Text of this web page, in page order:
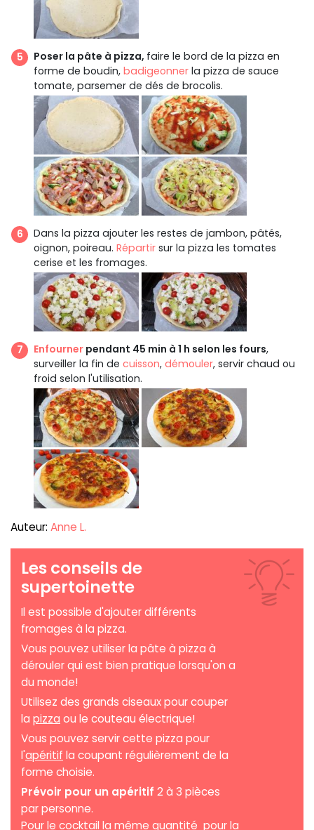
Poser la pâte à pizza, faire le bord de la pizza en
forme de boudin, badigeonner la pizza de sauce
tomate, parsemer de dés de brocolis.
Dans la pizza ajouter les restes de jambon, pâtés,
oignon, poireau. Répartir sur la pizza les tomates
cerise et les fromages.
Enfourner pendant 45 min à 1 h selon les fours,
surveiller la fin de cuisson, démouler, servir chaud ou
froid selon l'utilisation.
Auteur: Anne L.
Les conseils de
supertoinette
Il est possible d'ajouter différents
fromages à la pizza.
Vous pouvez utiliser la pâte à pizza à
dérouler qui est bien pratique lorsqu'on a
du monde!
Utilisez des grands ciseaux pour couper
la pizza ou le couteau électrique!
Vous pouvez servir cette pizza pour
l'apéritif la coupant régulièrement de la
forme choisie.
Prévoir pour un apéritif 2 à 3 pièces
par personne.
Pour le cocktail la même quantité pour la